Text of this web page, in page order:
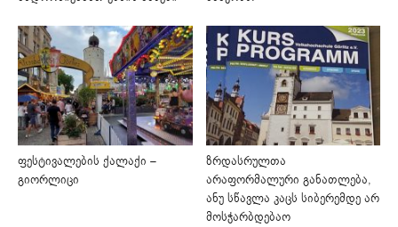
ფესტივალების ქალაქი –
გიორლიცი
ზრდასრულთა
არაფორმალური განათლება,
ანუ სწავლა კაცს სიბერემდე არ
მოსჭარბდებაო